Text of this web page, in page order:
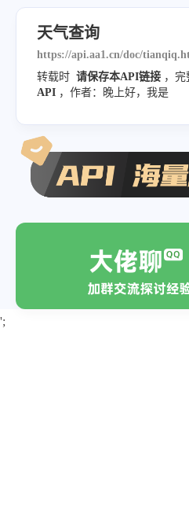
},
"summary" : "至
"life_index": [
天气查询
https://api.aa1.cn/doc/
转载时 请保存本API链接 ，完
API ，作者：晚上好，我是
';